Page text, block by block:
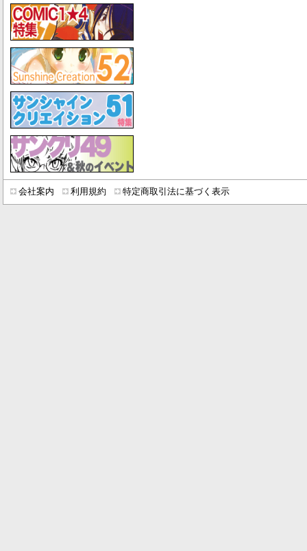
会社案内 利用規約 特定商取引法に基づく表示